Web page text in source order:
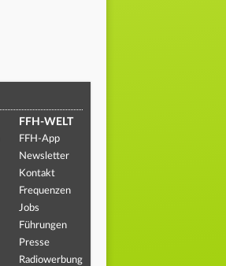
FFH-WELT
FFH-App
Newsletter
Kontakt
Frequenzen
Jobs
Führungen
Presse
Radiowerbung